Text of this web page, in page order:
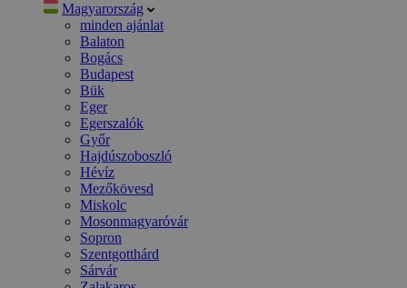
Magyarország
minden ajánlat
Balaton
Bogács
Budapest
Bük
Eger
Egerszalók
Győr
Hajdúszoboszló
Hévíz
Mezőkövesd
Miskolc
Mosonmagyaróvár
Sopron
Szentgotthárd
Sárvár